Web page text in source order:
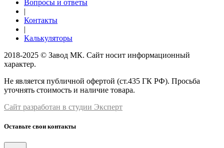
Вопросы и ответы
|
Контакты
|
Калькуляторы
2018-2025 © Завод МК. Сайт носит информационный
характер.
Не является публичной офертой (ст.435 ГК РФ). Просьба
уточнять стоимость и наличие товара.
Сайт разработан в студии Эксперт
Оставьте свои контакты